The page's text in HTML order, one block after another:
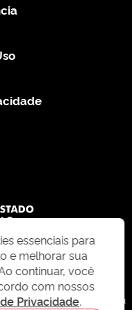
direitos reservados.
imagens e design, são
reproduzidos, distribuídos ou
essenciais para
e melhorar sua
continuar, você
com nossos
Privacidade.